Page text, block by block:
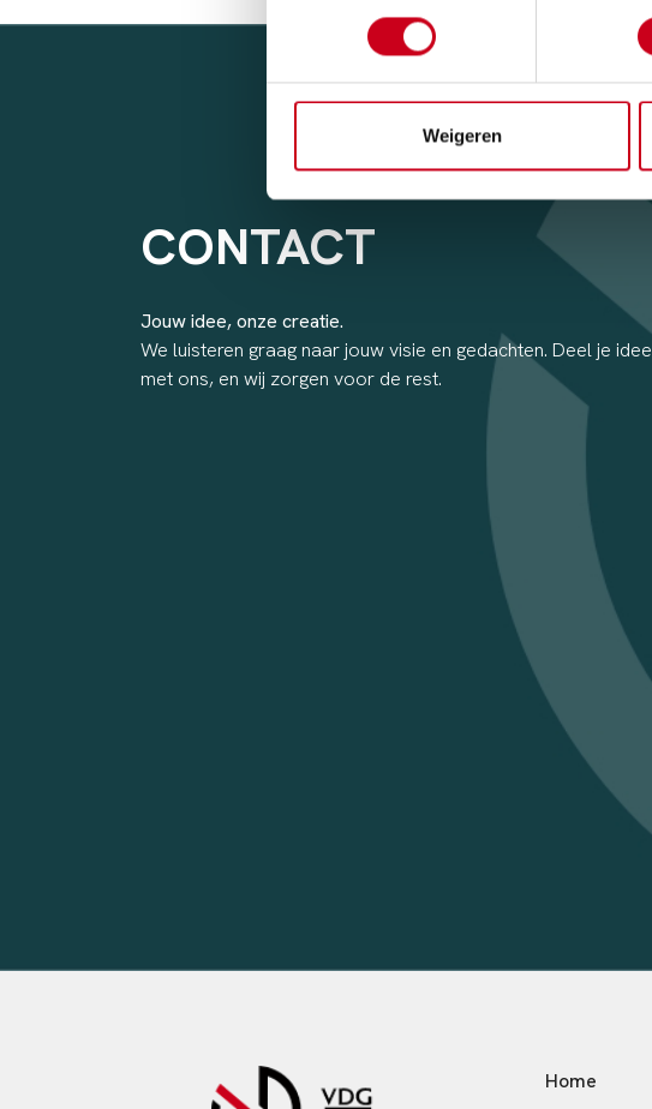
Weigeren
CONTACT
Jouw idee, onze creatie.
We luisteren graag naar jouw visie en gedachten. Deel je idee
met ons, en wij zorgen voor de rest.
Home